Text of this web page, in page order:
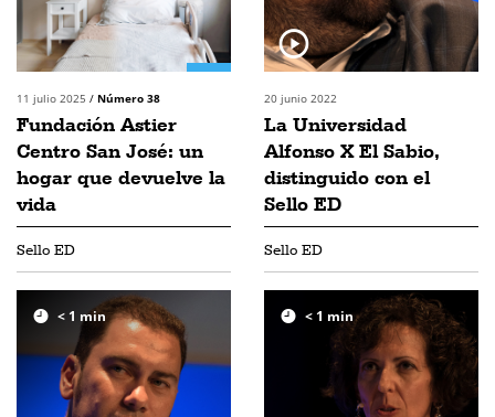
11 julio 2025 / Número 38
Fundación Astier
Centro San José: un
hogar que devuelve la
vida
20 junio 2022
La Universidad
Alfonso X El Sabio,
distinguido con el
Sello ED
Sello ED
< 1 min
Sello ED
< 1 min